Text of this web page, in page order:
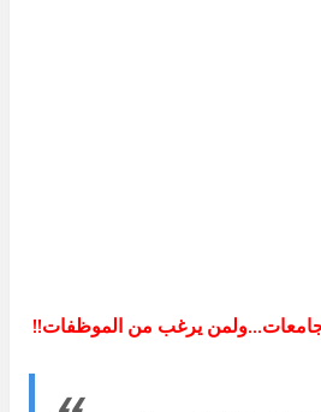
يرغب من الموظفات!!